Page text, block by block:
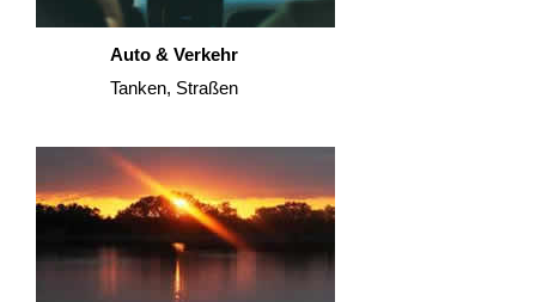
Auto & Verkehr
Tanken, Straßen